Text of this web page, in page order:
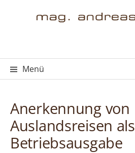
Menü
Anerkennung von
Auslandsreisen als
Betriebsausgabe